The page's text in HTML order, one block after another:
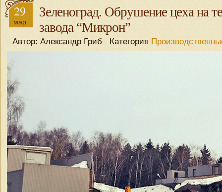
29
мар
Зеленоград. Обрушение цеха на
завода “Микрон”
Автор: Александр Гриб Категория